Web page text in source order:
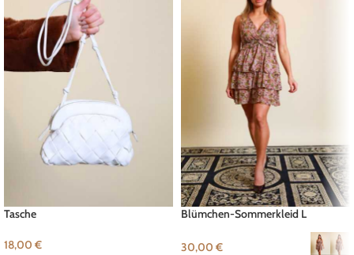
Tasche
18,00 €
Blümchen-Sommerkleid L
30,00 €